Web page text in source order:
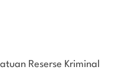
Reserse Kriminal